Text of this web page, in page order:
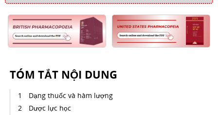
TÓM TẮT NỘI DUNG
Dạng thuốc và hàm lượng
Dược lực học